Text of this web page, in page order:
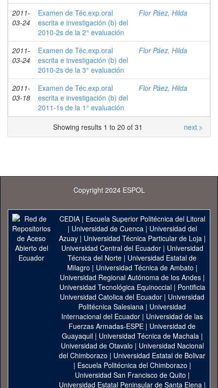
2011-
03-24
Examen de Téc.exp.oral
escrita e investigación (b) del
2010-2s de la 2° evaluación
Flor Páez, Hilda
2011-
03-24
Examen de Téc.exp.oral
escrita e investigación (b) del
2010-2s de la 3° evaluación
Flor Páez, Hilda
2011-
03-18
Examen de Téc.exp.oral
escrita e investigación (b) del
2011-1s de la 1° evaluación
Flor Páez, Hilda
Showing results 1 to 20 of 31 next >
Copyright 2024 ESPOL
CEDIA| Escuela Superior Politécnica del Litoral
| Universidad de Cuenca| Universidad del
Azuay| Universidad Técnica Particular de Loja|
Universidad Central del Ecuador| Universidad
Técnica del Norte | Universidad Estatal de
Milagro | Universidad Técnica de Ambato |
Universidad Regional Autónoma de los Andes|
Universidad Tecnológica Equinoccial| Pontificia
Universidad Catolica del Ecuador | Universidad
Politécnica Salesiana | Universidad
Internacional del Ecuador | Universidad de las
Fuerzas Armadas-ESPE | Universidad de
Guayaquil| Universidad Técnica de Machala|
Universidad de Otavalo | Universidad Nacional
del Chimborazo | Universidad Estatal de Bolivar
| Escuela Politécnica del Chimborazo |
Universidad San Francisco de Quito |
Universidad Estatal Peninsular de Santa Elena|